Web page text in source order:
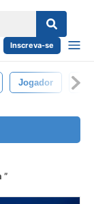
Inscreva-se
Jogador